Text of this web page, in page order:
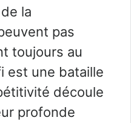
la
pas
toujours au
est une bataille
découle
profonde